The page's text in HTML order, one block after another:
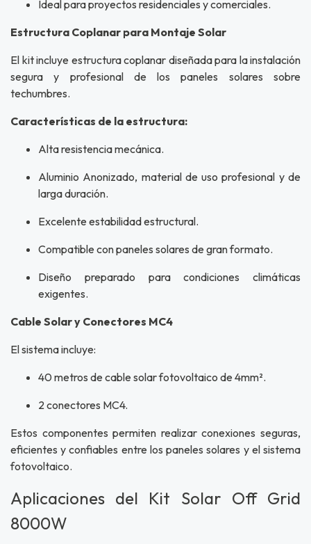
Ideal para proyectos residenciales y comerciales.
Estructura Coplanar para Montaje Solar
El kit incluye estructura coplanar diseñada para la instalación
segura y profesional de los paneles solares sobre
techumbres.
Características de la estructura:
Alta resistencia mecánica.
Aluminio Anonizado, material de uso profesional y de
larga duración.
Excelente estabilidad estructural.
Compatible con paneles solares de gran formato.
Diseño preparado para condiciones climáticas
exigentes.
Cable Solar y Conectores MC4
El sistema incluye:
40 metros de cable solar fotovoltaico de 4mm².
2 conectores MC4.
Estos componentes permiten realizar conexiones seguras,
eficientes y confiables entre los paneles solares y el sistema
fotovoltaico.
Aplicaciones del Kit Solar Off Grid
8000W